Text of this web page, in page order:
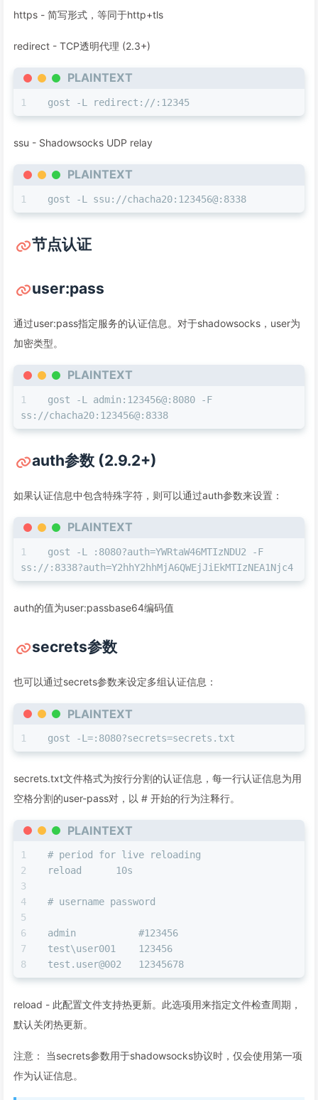
https - 简写形式，等同于http+tls
redirect - TCP透明代理 (2.3+)
PLAINTEXT
gost -L redirect://:12345
ssu - Shadowsocks UDP relay
PLAINTEXT
gost -L ssu://chacha20:123456@:8338
节点认证
user:pass
通过user:pass指定服务的认证信息。对于shadowsocks，user为
加密类型。
PLAINTEXT
gost -L admin:123456@:8080 -F
ss://chacha20:123456@:8338
auth参数 (2.9.2+)
如果认证信息中包含特殊字符，则可以通过auth参数来设置：
PLAINTEXT
gost -L :8080?auth=YWRtaW46MTIzNDU2 -F
ss://:8338?auth=Y2hhY2hhMjA6QWEjJiEkMTIzNEA1Njc4
auth的值为user:passbase64编码值
secrets参数
也可以通过secrets参数来设定多组认证信息：
PLAINTEXT
gost -L=:8080?secrets=secrets.txt
secrets.txt文件格式为按行分割的认证信息，每一行认证信息为用
空格分割的user-pass对，以 # 开始的行为注释行。
PLAINTEXT
# period for live reloading
reload      10s
# username password
admin           #123456
test\user001    123456
test.user@002   12345678
reload - 此配置文件支持热更新。此选项用来指定文件检查周期，
默认关闭热更新。
注意： 当secrets参数用于shadowsocks协议时，仅会使用第一项
作为认证信息。